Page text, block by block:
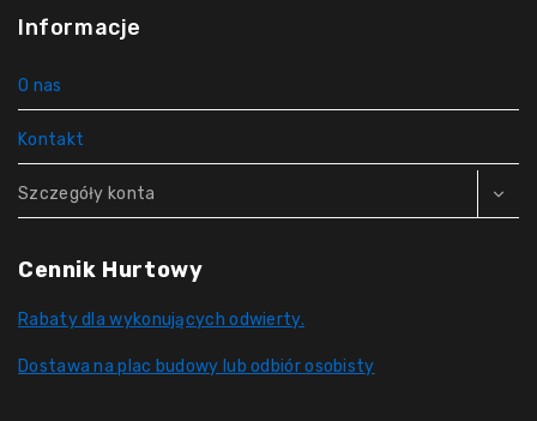
Informacje
O nas
Kontakt
Szczegóły konta
Cennik Hurtowy
Rabaty dla wykonujących odwierty.
Dostawa na plac budowy lub odbiór osobisty